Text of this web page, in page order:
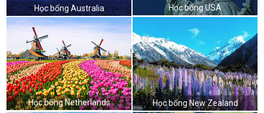
Học bổng Australia Học bổng USA
Học bổng Netherlands Học bổng New Zealand